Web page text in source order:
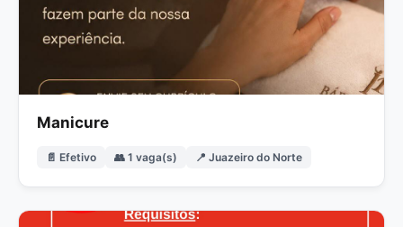
Manicure
📄 Efetivo 👥 1 vaga(s) 📍 Juazeiro do Norte